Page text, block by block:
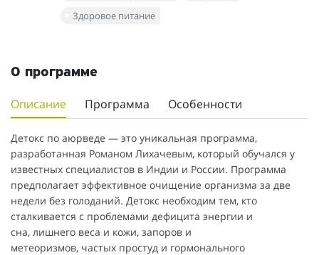
Здоровое питание
О программе
Описание Программа Особенности
Детокс по аюрведе — это уникальная программа,
разработанная Романом Лихачевым, который обучался у
известных специалистов в Индии и России. Программа
предполагает эффективное очищение организма за две
недели без голоданий. Детокс необходим тем, кто
сталкивается с проблемами дефицита энергии и
сна, лишнего веса и кожи, запоров и
метеоризмов, частых простуд и гормонального